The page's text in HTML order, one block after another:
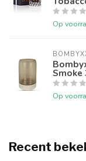
Op
Smoke
Op
Recent